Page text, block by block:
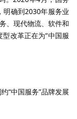
明确到2030年服务业
、现代物流、软件和
改革正在为“中国服
“中国服务”品牌发展